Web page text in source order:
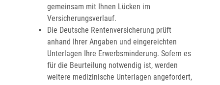
gemeinsam mit Ihnen Lücken im
Versicherungsverlauf.
Die Deutsche Rentenversicherung prüft
anhand Ihrer Angaben und eingereichten
Unterlagen Ihre Erwerbsminderung. Sofern es
für die Beurteilung notwendig ist, werden
weitere medizinische Unterlagen angefordert,